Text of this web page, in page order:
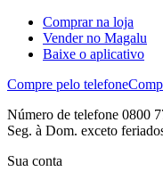
Comprar na loja
Vender no Magalu
Baixe o aplicativo
Compre pelo telefone
Número de telefone 0800
Seg. à Dom. exceto
Sua conta